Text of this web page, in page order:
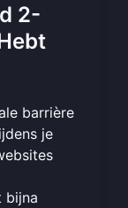
2-
barrière
je
bijna